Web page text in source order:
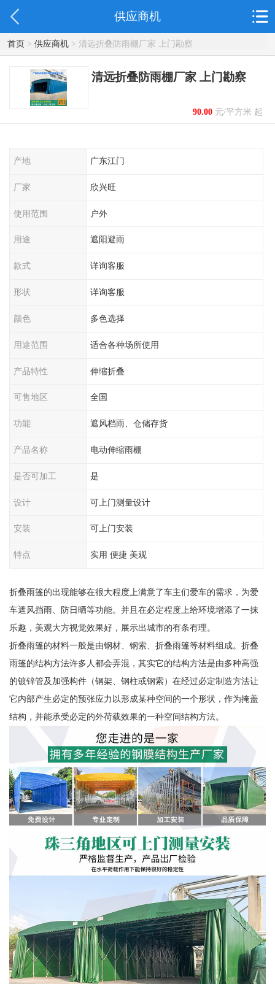
供应商机
首页> 供应商机> 清远折叠防雨棚厂家 上门勘察
清远折叠防雨棚厂家 上门勘察
90.00元/平方米 起
产地 广东江门
厂家 欣兴旺
使用范围 户外
用途 遮阳避雨
款式 详询客服
形状 详询客服
颜色 多色选择
用途范围 适合各种场所使用
产品特性 伸缩折叠
可售地区 全国
功能 遮风档雨、仓储存货
产品名称 电动伸缩雨棚
是否可加工 是
设计 可上门测量设计
安装 可上门安装
特点 实用 便捷 美观
折叠雨篷的出现能够在很大程度上满意了车主们爱车的需求，为爱
车遮风挡雨、防日晒等功能。并且在必定程度上给环境增添了一抹
乐趣，美观大方视觉效果好，展示出城市的有条有理。
折叠雨篷的材料一般是由钢材、钢索、折叠雨篷等材料组成。折叠
雨篷的结构方法许多人都会弄混，其实它的结构方法是由多种高强
的镀锌管及加强构件（钢架、钢柱或钢索）在经过必定制造方法让
它内部产生必定的预张应力以形成某种空间的一个形状，作为掩盖
结构，并能承受必定的外荷载效果的一种空间结构方法。